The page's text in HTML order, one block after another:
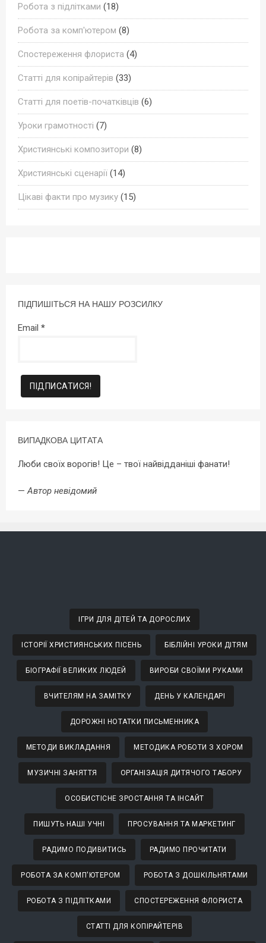
Робота з підлітками (18)
Робота за комп'ютером (8)
Спостереження флориста (4)
Статті для копірайтерів (33)
Статті для поетів-початківців (6)
Уроки грамотності (7)
Християнські композитори (8)
Християнські сценарії (14)
Цікаві факти про музику (15)
ПІДПИШІТЬСЯ НА НАШУ РОЗСИЛКУ
Email *
ВИПАДКОВА ЦИТАТА
Люби своїх ворогів! Це – твої найвідданіші фанати!
—Автор невідомий
ІГРИ ДЛЯ ДІТЕЙ ТА ДОРОСЛИХ
ІСТОРІЇ ХРИСТИЯНСЬКИХ ПІСЕНЬ БІБЛІЙНІ УРОКИ ДІТЯМ
БІОГРАФІЇ ВЕЛИКИХ ЛЮДЕЙ ВИРОБИ СВОЇМИ РУКАМИ
ВЧИТЕЛЯМ НА ЗАМІТКУ ДЕНЬ У КАЛЕНДАРІ
ДОРОЖНІ НОТАТКИ ПИСЬМЕННИКА
МЕТОДИ ВИКЛАДАННЯ МЕТОДИКА РОБОТИ З ХОРОМ
МУЗИЧНІ ЗАНЯТТЯ ОРГАНІЗАЦІЯ ДИТЯЧОГО ТАБОРУ
ОСОБИСТІСНЕ ЗРОСТАННЯ ТА ІНСАЙТ
ПИШУТЬ НАШІ УЧНІ ПРОСУВАННЯ ТА МАРКЕТИНГ
РАДИМО ПОДИВИТИСЬ РАДИМО ПРОЧИТАТИ
РОБОТА ЗА КОМП'ЮТЕРОМ РОБОТА З ДОШКІЛЬНЯТАМИ
РОБОТА З ПІДЛІТКАМИ СПОСТЕРЕЖЕННЯ ФЛОРИСТА
СТАТТІ ДЛЯ КОПІРАЙТЕРІВ